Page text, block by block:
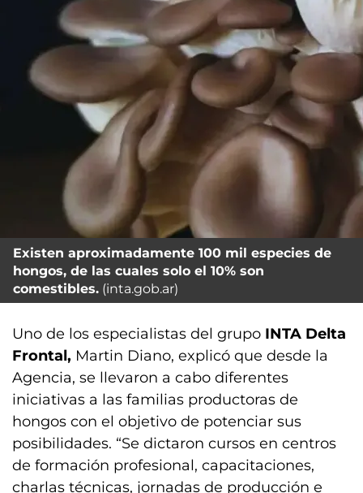
Existen aproximadamente 100 mil especies de
hongos, de las cuales solo el 10% son
comestibles. (inta.gob.ar)
Uno de los especialistas del grupo INTA Delta
Frontal, Martin Diano, explicó que desde la
Agencia, se llevaron a cabo diferentes
iniciativas a las familias productoras de
hongos con el objetivo de potenciar sus
posibilidades. “Se dictaron cursos en centros
de formación profesional, capacitaciones,
charlas técnicas, jornadas de producción e